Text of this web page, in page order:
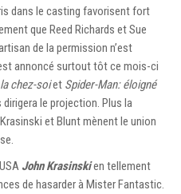
dans le casting favorisent fort
que Reed Richards et Sue
de la permission n’est
annoncé surtout tôt ce mois-ci
chez-soiet Spider-Man: éloigné
le projection. Plus la
et Blunt mènent le union
John Krasinskien tellement
de hasarder à Mister Fantastic.